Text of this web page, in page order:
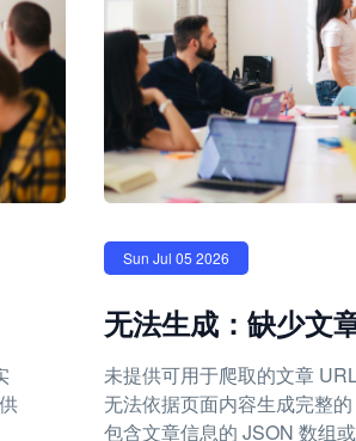
Sun Jul 05 2026
无法生成：缺少文
未提供可用于爬取的文章
无法依据页面内容生成完整
包含文章信息的 JSON 数组或